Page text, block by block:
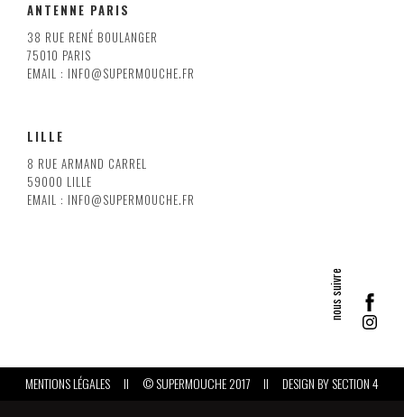
ANTENNE PARIS
38 RUE RENÉ BOULANGER
75010 PARIS
EMAIL : INFO@SUPERMOUCHE.FR
LILLE
8 RUE ARMAND CARREL
59000 LILLE
EMAIL : INFO@SUPERMOUCHE.FR
MENTIONS LÉGALES II © SUPERMOUCHE 2017 II DESIGN BYSECTION 4